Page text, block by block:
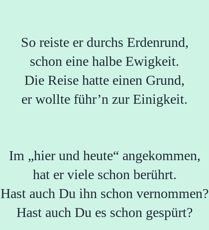
So reiste er durchs Erdenrund,
schon eine halbe Ewigkeit.
Die Reise hatte einen Grund,
er wollte führ’n zur Einigkeit.
Im „hier und heute“ angekommen,
hat er viele schon berührt.
Hast auch Du ihn schon vernommen?
Hast auch Du es schon gespürt?